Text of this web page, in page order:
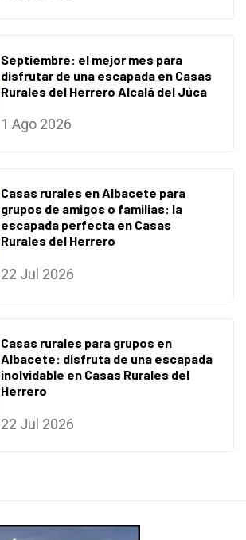
Septiembre: el mejor mes para
disfrutar de una escapada en Casas
Rurales del Herrero Alcalá del Júca
1 Ago 2026
Casas rurales en Albacete para
grupos de amigos o familias: la
escapada perfecta en Casas
Rurales del Herrero
22 Jul 2026
Casas rurales para grupos en
Albacete: disfruta de una escapada
inolvidable en Casas Rurales del
Herrero
22 Jul 2026